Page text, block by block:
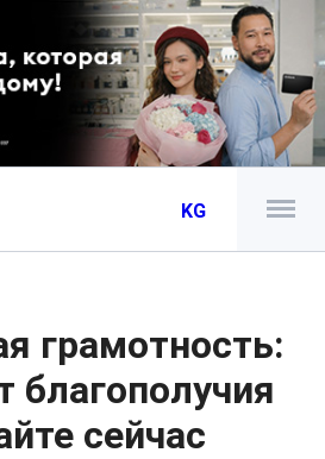
KG
грамотность:
благополучия
сейчас